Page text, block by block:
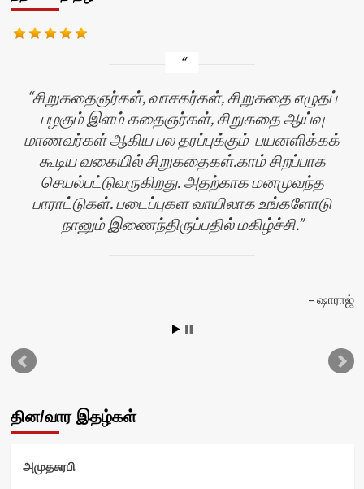
சிறுகதைஞர்கள், வாசகர்கள், சிறுகதை எழுதப்
பழகும் இளம் கதைஞர்கள், சிறுகதை ஆய்வு
மாணவர்கள் ஆகிய பல தரப்புக்கும் பயனளிக்கக்
கூடிய வகையில் சிறுகதைகள்.காம் சிறப்பாக
செயல்பட்டுவருகிறது. அதற்காக மனமுவந்த
பாராட்டுகள். படைப்புகள வாயிலாக உங்களோடு
நானும் இணைந்திருப்பதில் மகிழ்ச்சி.
ஷாராஜ்
தின/வார இதழ்கள்
அமுதசுரபி